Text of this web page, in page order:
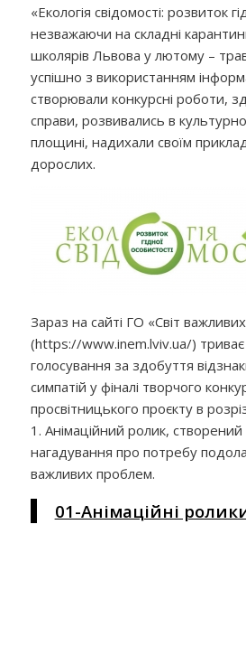
«Екологія свідомості: розвиток
незважаючи на складні
школярів Львова у лютому –
успішно з використанням
створювали конкурсні роботи,
справи, розвивались в
площині, надихали своїм
дорослих.
Зараз на сайті ГО «Світ важливих
(https://www.inem.lviv.ua/)
голосування за здобуття
симпатій у фіналі творчого
просвітницького проєкту в
1. Анімаційний ролик,
нагадування про потребу
важливих проблем.
01-Анімаційні